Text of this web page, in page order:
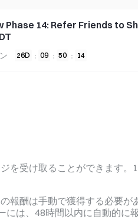
Phase 14: Refer Friends to
26D : 09 : 50 : 13
を受け取ることができます
報酬は手動で獲得する必要
は、48時間以内に自動的に